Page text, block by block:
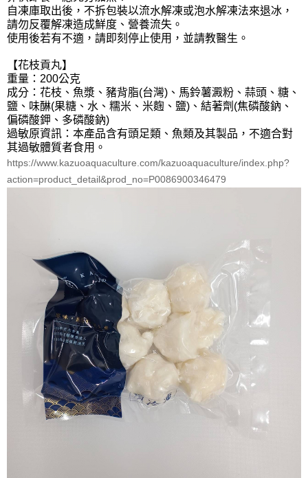
自凍庫取出後，不拆包裝以流水解凍或泡水解凍法來退冰，
請勿反覆解凍造成鮮度、營養流失。
使用後若有不適，請即刻停止使用，並請教醫生。
【花枝貢丸】
重量：200公克
成分：花枝、魚漿、豬背脂(台灣)、馬鈴薯澱粉、蒜頭、糖、
鹽、味醂(果糖、水、糯米、米麴、鹽)、結著劑(焦磷酸鈉、
偏磷酸鉀、多磷酸鈉)
過敏原資訊：本產品含有頭足類、魚類及其製品，不適合對
其過敏體質者食用。
https://www.kazuoaquaculture.com/kazuoaquaculture/index.php?
action=product_detail&prod_no=P0086900346479